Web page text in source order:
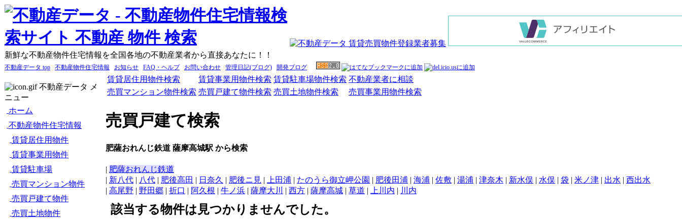
新鮮な不動産物件住宅情報を全国各地の不動産業者から直接あなたに！！
不動産データ top 不動産物件住宅情報 お知らせ FAQ・ヘルプ お問い合わせ 管理日記(ブログ) 開発ブログ
不動産データ メ
ニュー
ホーム
不動産物件住宅情報
賃貸居住用物件
賃貸事業用物件
賃貸駐車場
売買マンション物件
売買戸建て物件
売買土地物件
賃貸居住用物件検索 賃貸事業用物件検索 賃貸駐車場物件検索 不動産業者に相談
売買マンション物件検索 売買戸建て物件検索 売買土地物件検索 売買事業用物件検索
売買戸建て検索
肥薩おれんじ鉄道 薩摩高城駅 から検索
| 肥薩おれんじ鉄道
| 新八代 | 八代 | 肥後高田 | 日奈久 | 肥後ニ見 | 上田浦 | たのうら御立岬公園 | 肥後田浦 | 海浦 | 佐敷 | 湯浦 | 津奈木 | 新水俣 | 水俣 | 袋 | 米ノ津 | 出水 | 西出水
| 高尾野 | 野田郷 | 折口 | 阿久根 | 牛ノ浜 | 薩摩大川 | 西方 | 薩摩高城 | 草道 | 上川内 | 川内
該当する物件は見つかりませんでした。